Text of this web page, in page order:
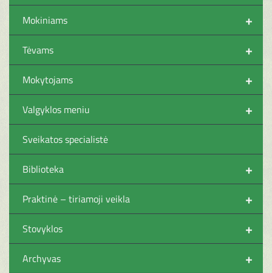
+
Mokiniams
+
Tėvams
+
Mokytojams
+
Valgyklos meniu
Sveikatos specialistė
+
Biblioteka
+
Praktinė – tiriamoji veikla
+
Stovyklos
+
Archyvas